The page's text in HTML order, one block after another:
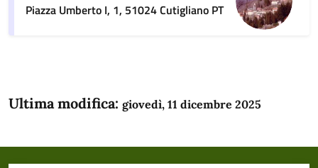
Piazza Umberto I, 1, 51024 Cutigliano PT
Ultima modifica: giovedì, 11 dicembre 2025